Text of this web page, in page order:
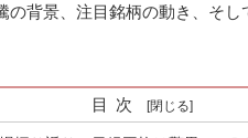
背景、注目銘柄の動き、そ
目次